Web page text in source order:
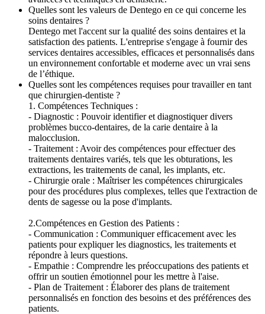
Quelles sont les valeurs de Dentego en ce qui concerne les
soins dentaires ?
Dentego met l'accent sur la qualité des soins dentaires et la
satisfaction des patients. L'entreprise s'engage à fournir des
services dentaires accessibles, efficaces et personnalisés dans
un environnement confortable et moderne avec un vrai sens
de l’éthique.
Quelles sont les compétences requises pour travailler en tant
que chirurgien-dentiste ?
1. Compétences Techniques :
- Diagnostic : Pouvoir identifier et diagnostiquer divers
problèmes bucco-dentaires, de la carie dentaire à la
malocclusion.
- Traitement : Avoir des compétences pour effectuer des
traitements dentaires variés, tels que les obturations, les
extractions, les traitements de canal, les implants, etc.
- Chirurgie orale : Maîtriser les compétences chirurgicales
pour des procédures plus complexes, telles que l'extraction de
dents de sagesse ou la pose d'implants.
2.Compétences en Gestion des Patients :
- Communication : Communiquer efficacement avec les
patients pour expliquer les diagnostics, les traitements et
répondre à leurs questions.
- Empathie : Comprendre les préoccupations des patients et
offrir un soutien émotionnel pour les mettre à l'aise.
- Plan de Traitement : Élaborer des plans de traitement
personnalisés en fonction des besoins et des préférences des
patients.